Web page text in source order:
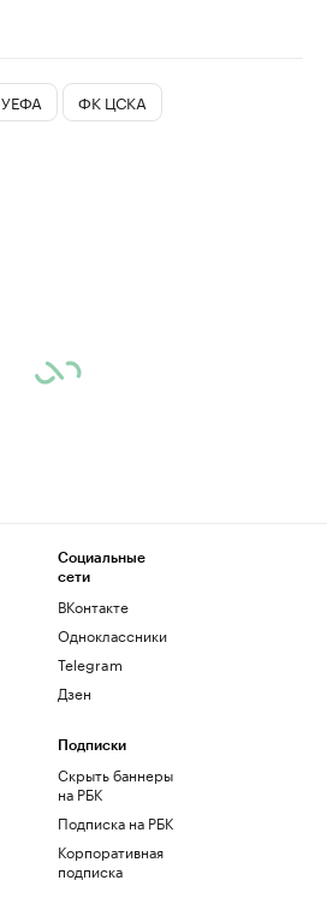
УЕФА ФК ЦСКА
Социальные
сети
ВКонтакте
Одноклассники
Telegram
Дзен
Подписки
Скрыть баннеры
на РБК
Подписка на РБК
Корпоративная
подписка